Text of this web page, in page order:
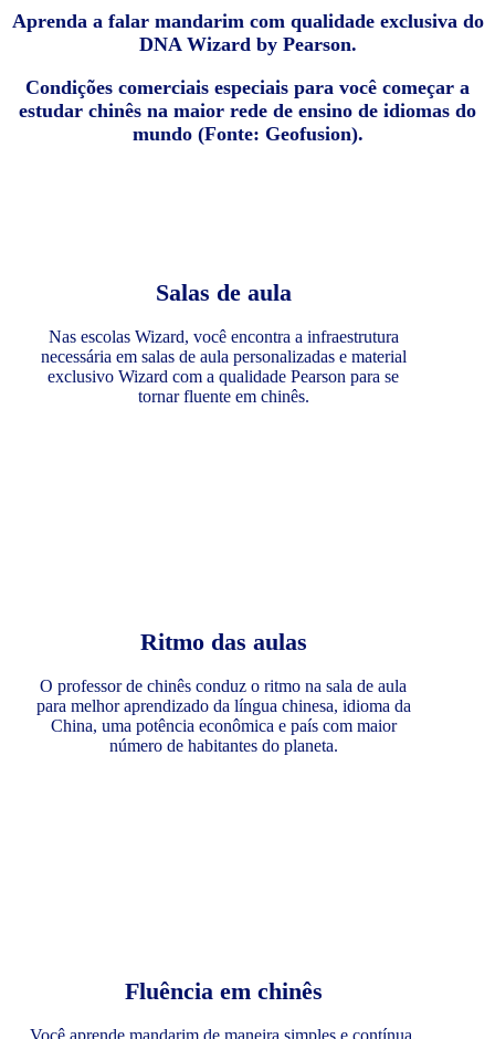
Aprenda a falar mandarim com qualidade exclusiva do
DNA Wizard by Pearson.
Condições comerciais especiais para você começar a
estudar chinês na maior rede de ensino de idiomas do
mundo (Fonte: Geofusion).
Salas de aula
Nas escolas Wizard, você encontra a infraestrutura
necessária em salas de aula personalizadas e material
exclusivo Wizard com a qualidade Pearson para se
tornar fluente em chinês.
Ritmo das aulas
O professor de chinês conduz o ritmo na sala de aula
para melhor aprendizado da língua chinesa, idioma da
China, uma potência econômica e país com maior
número de habitantes do planeta.
Fluência em chinês
Você aprende mandarim de maneira simples e contínua,